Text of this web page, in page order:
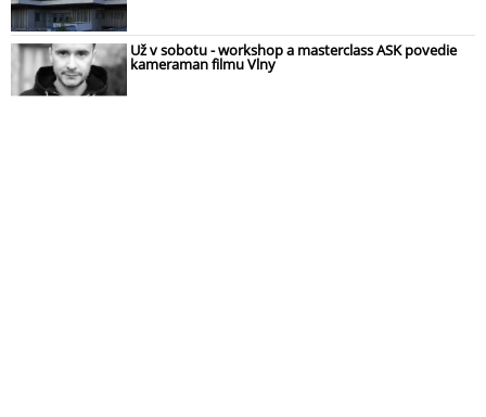
Už v sobotu - workshop a masterclass ASK povedie
kameraman filmu Vlny